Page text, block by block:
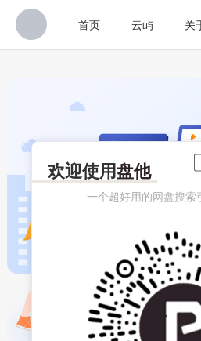
首页 云屿 关
欢迎使用盘他
一个超好用的网盘搜索